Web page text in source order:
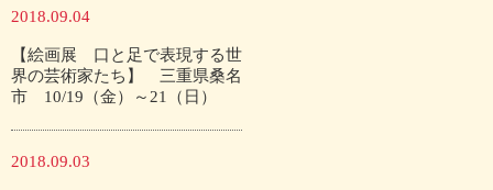
2018.09.04
【絵画展 口と足で表現する世
界の芸術家たち】 三重県桑名
市 10/19（金）～21（日）
2018.09.03